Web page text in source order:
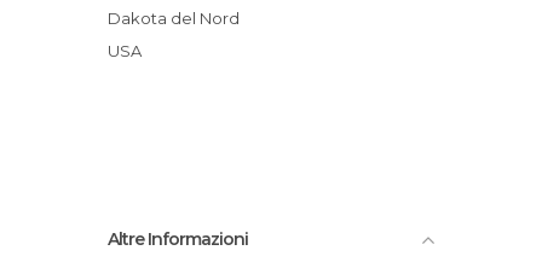
Dakota del Nord
USA
Altre Informazioni